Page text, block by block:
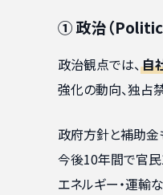
① 政治（
政治観点では、 自
強化の動向、独占
政府方針と補助金
今後10年間で官民
エネルギー・運輸